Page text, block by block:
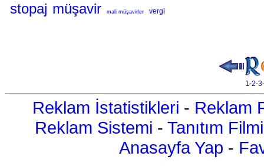
stopaj müşavir mali müşavirler vergi
1-2-3-
Reklam İstatistikleri - Reklam
Reklam Sistemi - Tanıtım Filmi
Anasayfa Yap -